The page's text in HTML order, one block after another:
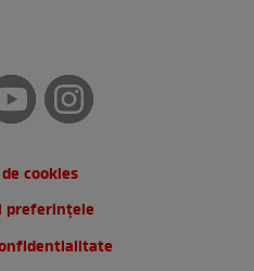
cookies
preferințele